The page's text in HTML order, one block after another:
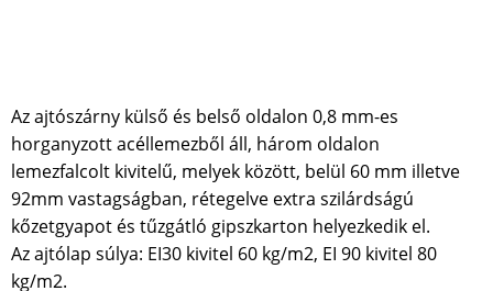
Az ajtószárny külső és belső oldalon 0,8 mm-es
horganyzott acéllemezből áll, három oldalon
lemezfalcolt kivitelű, melyek között, belül 60 mm illetve
92mm vastagságban, rétegelve extra szilárdságú
kőzetgyapot és tűzgátló gipszkarton helyezkedik el.
Az ajtólap súlya: EI30 kivitel 60 kg/m2, EI 90 kivitel 80
kg/m2.